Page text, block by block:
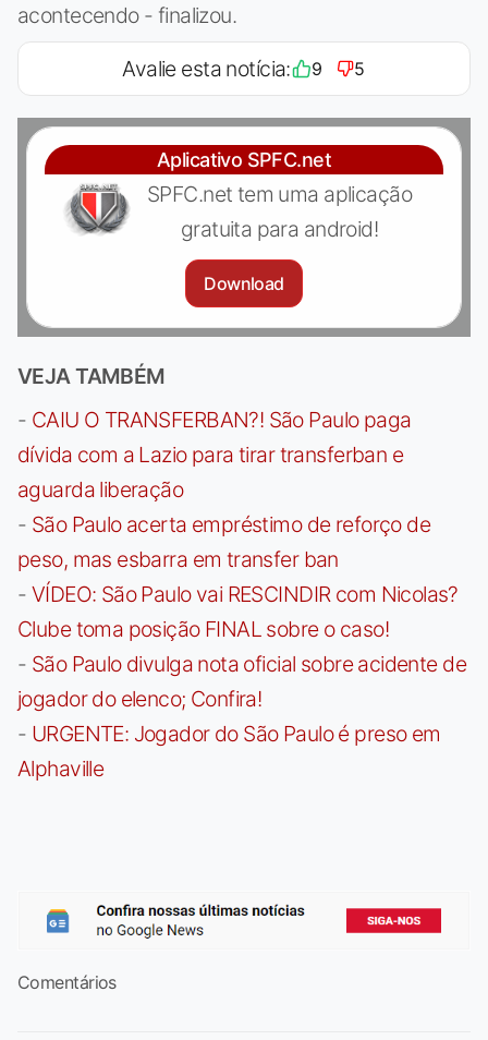
acontecendo - finalizou.
Avalie esta notícia: 9 5
Aplicativo SPFC.net
SPFC.net tem uma aplicação
gratuita para android!
Download
VEJA TAMBÉM
- CAIU O TRANSFERBAN?! São Paulo paga
dívida com a Lazio para tirar transferban e
aguarda liberação
- São Paulo acerta empréstimo de reforço de
peso, mas esbarra em transfer ban
- VÍDEO: São Paulo vai RESCINDIR com Nicolas?
Clube toma posição FINAL sobre o caso!
- São Paulo divulga nota oficial sobre acidente de
jogador do elenco; Confira!
- URGENTE: Jogador do São Paulo é preso em
Alphaville
Comentários